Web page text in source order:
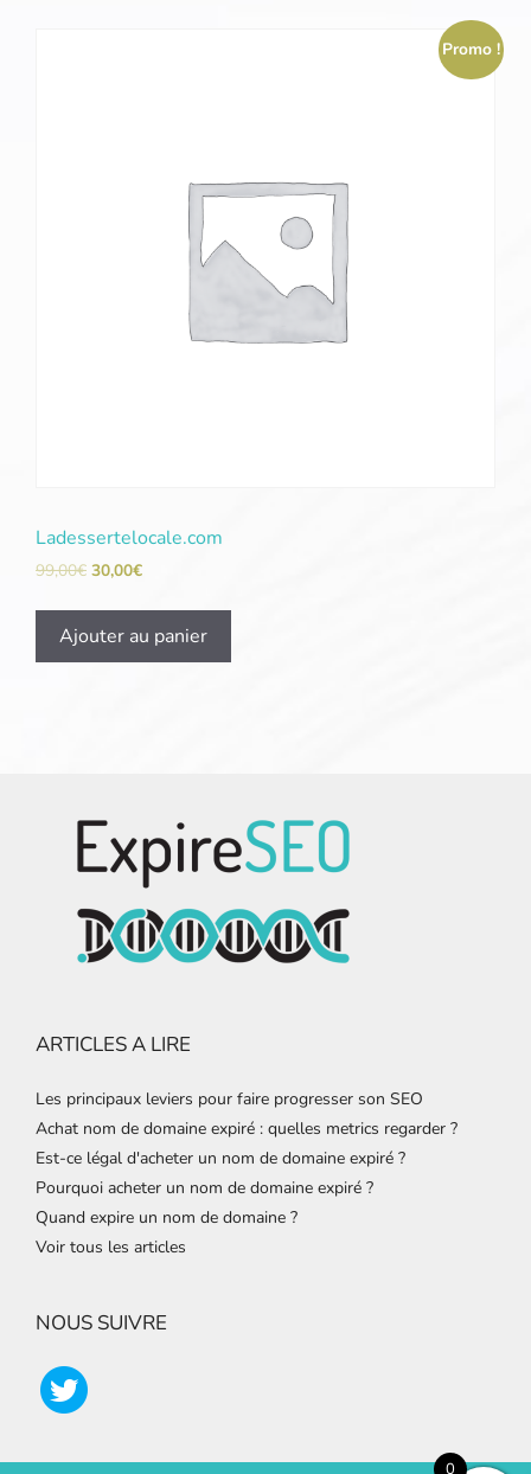
Promo !
Ladessertelocale.com
99,00€ 30,00€
Ajouter au panier
ARTICLES A LIRE
Les principaux leviers pour faire progresser son SEO
Achat nom de domaine expiré : quelles metrics regarder ?
Est-ce légal d'acheter un nom de domaine expiré ?
Pourquoi acheter un nom de domaine expiré ?
Quand expire un nom de domaine ?
Voir tous les articles
NOUS SUIVRE
0